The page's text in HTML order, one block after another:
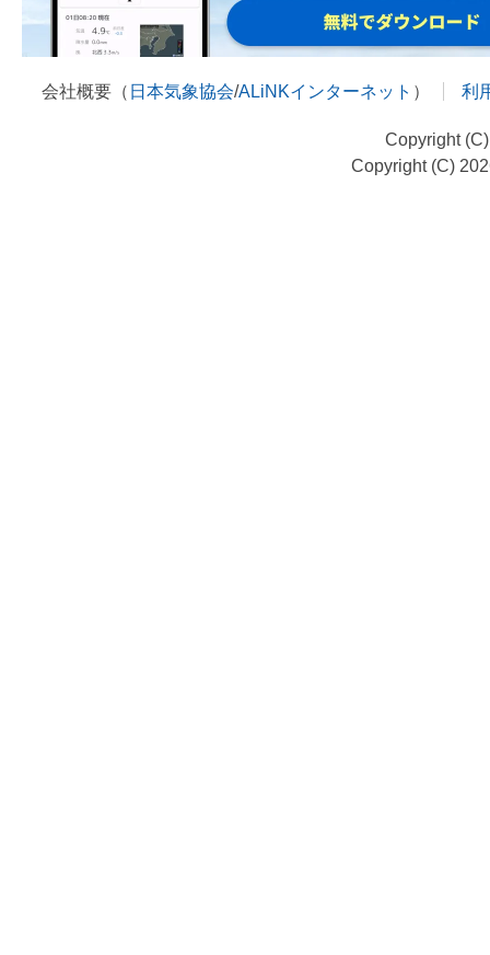
会社概要（ 日本気象協会/ALiNKインターネット ） 利
Copyright
Copyright (C)